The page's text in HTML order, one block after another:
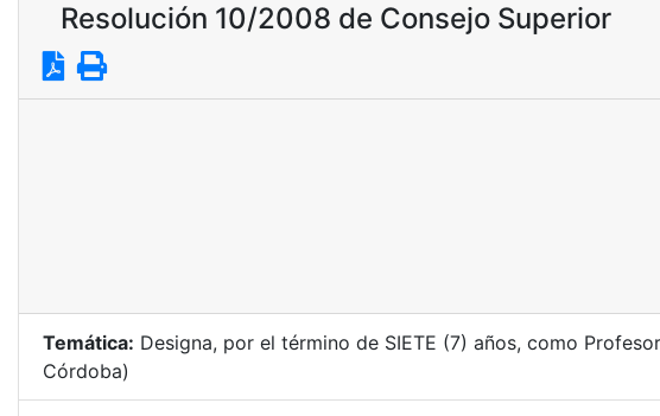
Resolución 10/2008 de Consejo Superior
Temática: Designa, por el término de SIETE (7) años, como
Córdoba)